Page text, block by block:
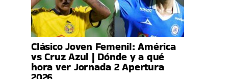
Clásico Joven Femenil: América
vs Cruz Azul | Dónde y a qué
hora ver Jornada 2 Apertura